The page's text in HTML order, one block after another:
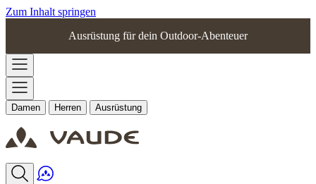
Zum Inhalt springen
Ausrüstung für dein Outdoor-Abenteuer
Damen Herren Ausrüstung